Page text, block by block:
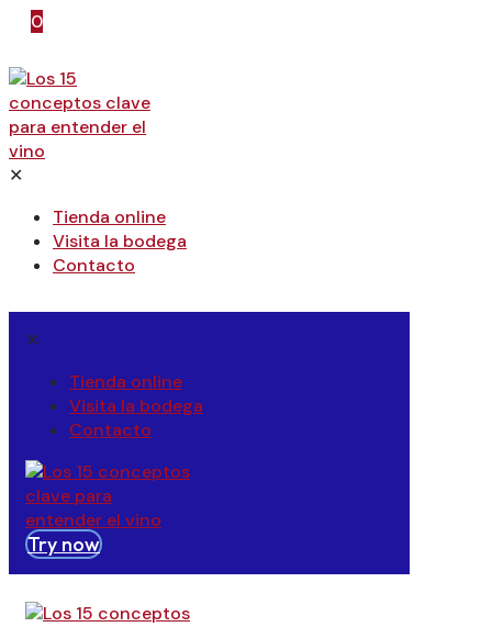
0
✕
Tienda online
Visita la bodega
Contacto
✕
Tienda online
Visita la bodega
Contacto
Try now